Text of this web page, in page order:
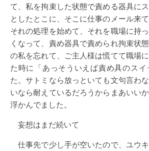
て、私を拘束した状態で責める器具に
としたとこに、そこに仕事のメール来
それの処理を始めて、それを職場に持
くなって、責め器具で責められ拘束状
の私を忘れて、ご主人様は慌てて職場
た時に「あっそういえば責め具のス
た。サトミなら放っといても文句言わ
いなら耐えているだろうからまあいい
浮かんでました。
妄想はまだ続いて
仕事先で少し手が空いたので、ユウ